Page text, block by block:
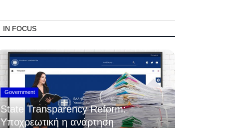
IN FOCUS
Government
State Transparency Reform:
Υποχρεωτική η ανάρτηση